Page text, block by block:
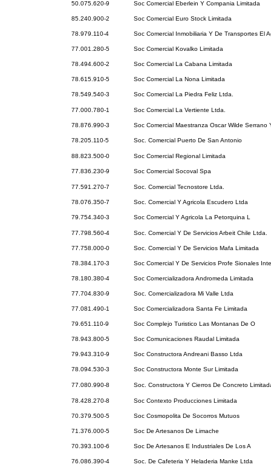
50.075.620-9 Soc Comercial Eberlein Y Compania Limitada
85.240.900-2 Soc Comercial Euro Stock Limitada
78.979.110-4 Soc Comercial Inmobiliaria Y De Transportes El
77.001.280-5 Soc Comercial Kovalko Limitada
78.494.600-2 Soc Comercial La Cabana Limitada
78.615.910-5 Soc Comercial La Nona Limitada
78.549.540-3 Soc Comercial La Piedra Feliz Ltda.
77.000.780-1 Soc Comercial La Vertiente Ltda.
78.876.990-3 Soc Comercial Maestranza Oscar Wilde Serrano
78.205.110-5 Soc. Comercial Puerto De San Antonio
88.823.500-0 Soc Comercial Regional Limitada
77.836.230-9 Soc Comercial Socoval Spa
77.591.270-7 Soc. Comercial Tecnostore Ltda.
78.076.350-7 Soc. Comercial Y Agricola Escudero Ltda
79.754.340-3 Soc Comercial Y Agricola La Petorquina L
77.798.560-4 Soc. Comercial Y De Servicios Arbeit Chile Ltda.
77.758.000-0 Soc. Comercial Y De Servicios Mafa Limitada
78.384.170-3 Soc Comercial Y De Servicios Profe Sionales
78.180.380-4 Soc Comercializadora Andromeda Limitada
77.704.830-9 Soc. Comercializadora Mi Valle Ltda
77.081.490-1 Soc Comercializadora Santa Fe Limitada
79.651.110-9 Soc Complejo Turistico Las Montanas De O
78.943.800-5 Soc Comunicaciones Raudal Limitada
79.943.310-9 Soc Constructora Andreani Basso Ltda
78.094.530-3 Soc Constructora Monte Sur Limitada
77.080.990-8 Soc. Constructora Y Cierros De Concreto
78.428.270-8 Soc Contexto Producciones Limitada
70.379.500-5 Soc Cosmopolita De Socorros Mutuos
71.376.000-5 Soc De Artesanos De Limache
70.393.100-6 Soc De Artesanos E Industriales De Los A
76.086.390-4 Soc. De Cafeteria Y Heladeria Manke Ltda